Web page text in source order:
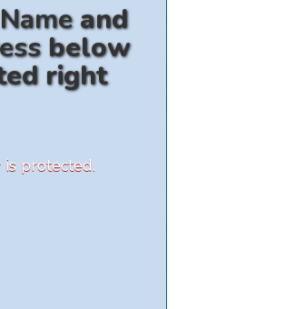
and
below
right
is protected.